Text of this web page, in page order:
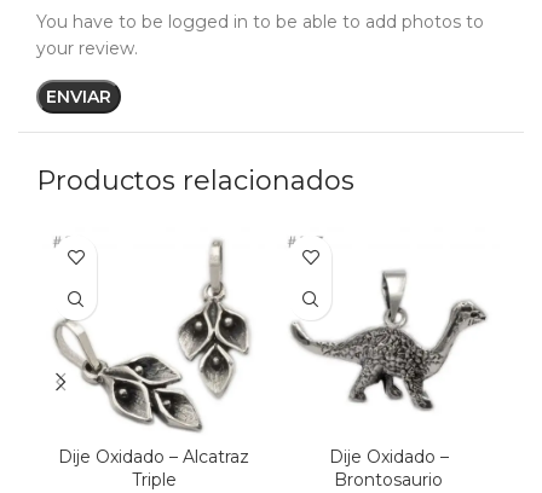
You have to be logged in to be able to add photos to
your review.
Productos relacionados
Dije Oxidado – Alcatraz
Triple
Dije Oxidado –
Brontosaurio